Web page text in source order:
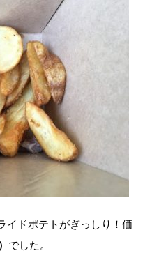
イドポテトがぎっしり！価
でした。